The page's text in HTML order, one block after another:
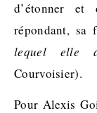
d’étonner
répondant, sa
lequel elle
Courvoisier).
Pour Alexis